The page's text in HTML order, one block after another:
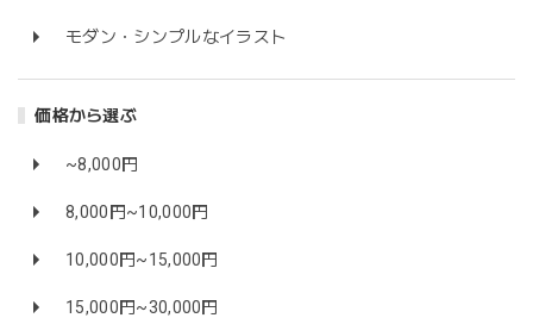
モダン・シンプルなイラスト
価格から選ぶ
~8,000円
8,000円~10,000円
10,000円~15,000円
15,000円~30,000円